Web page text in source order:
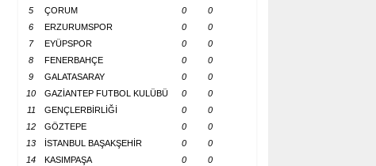
5
ÇORUM 0
0
6
ERZURUMSPOR 0
0
7
EYÜPSPOR 0
0
8
FENERBAHÇE 0
0
9
GALATASARAY 0
0
10
GAZİANTEP FUTBOL KULÜBÜ 0
0
11
GENÇLERBİRLİĞİ 0
0
12
GÖZTEPE 0
0
13
İSTANBUL BAŞAKŞEHİR 0
0
14
KASIMPAŞA 0
0